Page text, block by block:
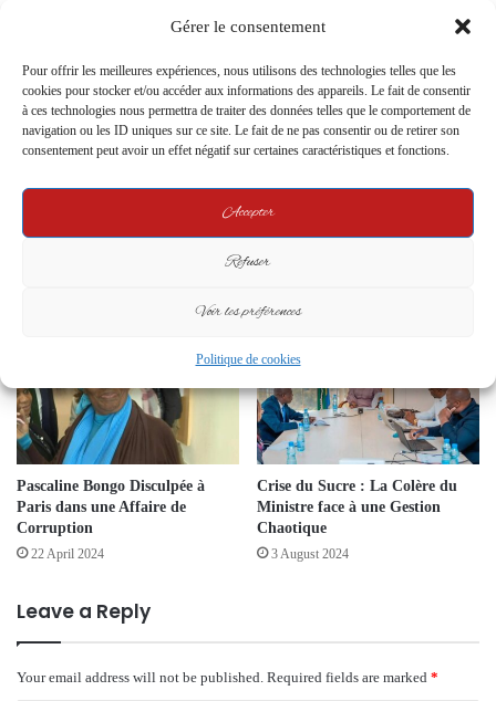
Gérer le consentement
Pour offrir les meilleures expériences, nous utilisons des technologies telles que les
cookies pour stocker et/ou accéder aux informations des appareils. Le fait de consentir
à ces technologies nous permettra de traiter des données telles que le comportement de
navigation ou les ID uniques sur ce site. Le fait de ne pas consentir ou de retirer son
consentement peut avoir un effet négatif sur certaines caractéristiques et fonctions.
Accepter
Refuser
Voir les préférences
Politique de cookies
Related Articles
Le Ministère de l’Intérieur
Gabon : Adrien Nguema Mba
nommé délégué spécial de la
Pascaline Bongo Disculpée à
Paris dans une Affaire de
Corruption
22 April 2024
Crise du Sucre : La Colère du
Ministre face à une Gestion
Chaotique
3 August 2024
Leave a Reply
Your email address will not be published. Required fields are marked *